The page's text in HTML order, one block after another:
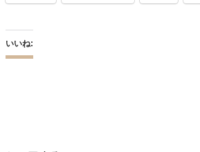
いいね: